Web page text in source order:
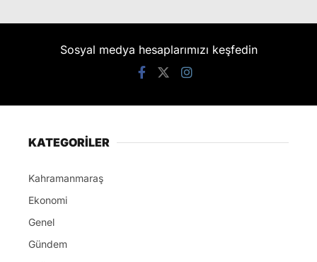
Sosyal medya hesaplarımızı keşfedin
KATEGORİLER
Kahramanmaraş
Ekonomi
Genel
Gündem